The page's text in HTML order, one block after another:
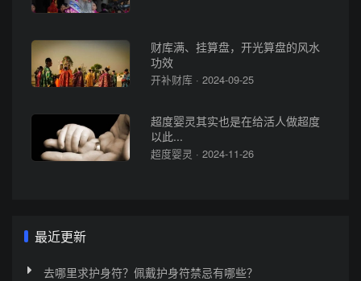
财库满、挂算盘，开光算盘的风水
功效
开补财库 · 2024-09-25
超度婴灵其实也是在给活人做超度
以此...
超度婴灵 · 2024-11-26
最近更新
去哪里求护身符？佩戴护身符禁忌有哪些？